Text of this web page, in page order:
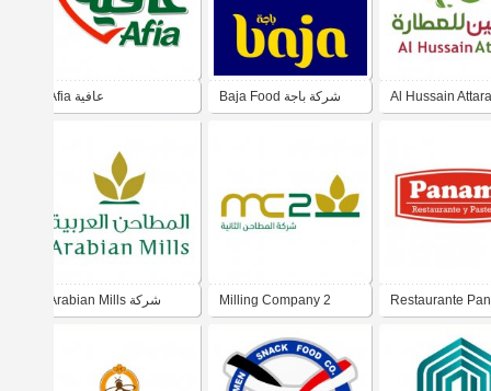
Afia عافية Baja Food شركة باجة Al Hussain Attara
Arabian Mills شركة Milling Company 2 Restaurante